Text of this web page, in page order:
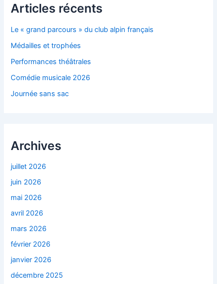
Articles récents
Le « grand parcours » du club alpin français
Médailles et trophées
Performances théâtrales
Comédie musicale 2026
Journée sans sac
Archives
juillet 2026
juin 2026
mai 2026
avril 2026
mars 2026
février 2026
janvier 2026
décembre 2025